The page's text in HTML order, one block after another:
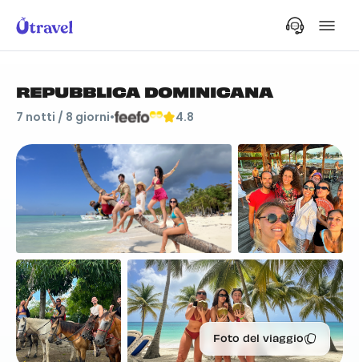
REPUBBLICA DOMINICANA
7 notti / 8 giorni• 4.8
Foto del viaggio